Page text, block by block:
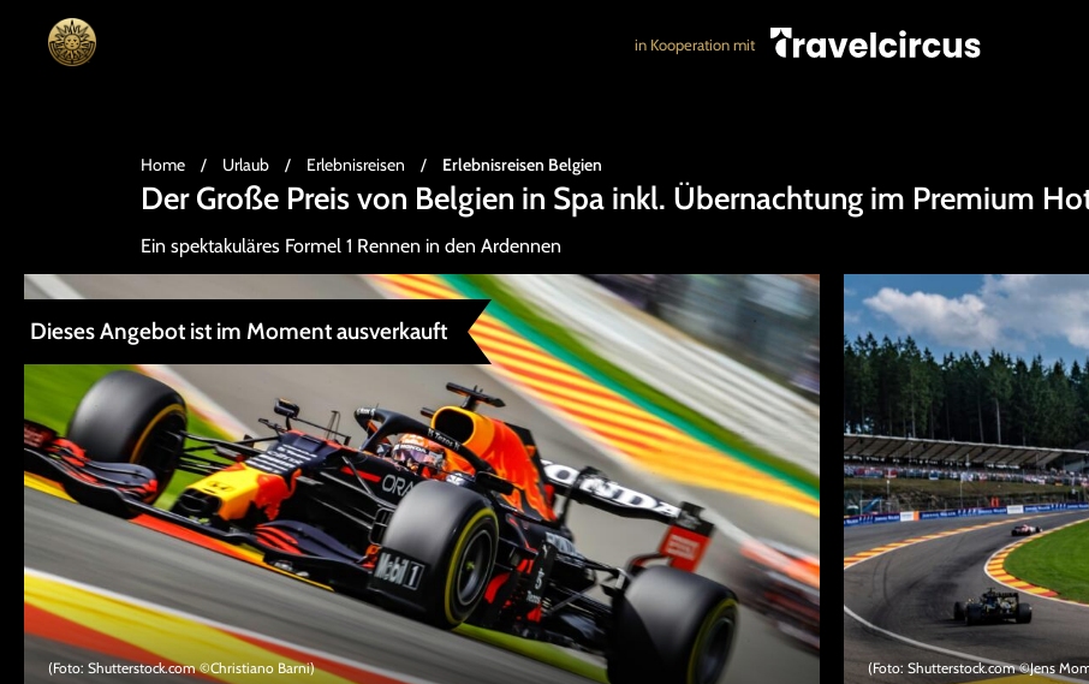
in Kooperation mit
Home / Urlaub / Erlebnisreisen / Erlebnisreisen Belgien
Der Große Preis von Belgien in Spa inkl. Übernachtung im Premium
Ein spektakuläres Formel 1 Rennen in den Ardennen
Dieses Angebot ist im Moment ausverkauft
(Foto: Shutterstock.com ©Christiano Barni) (Foto: Shutterstock.com ©Jens